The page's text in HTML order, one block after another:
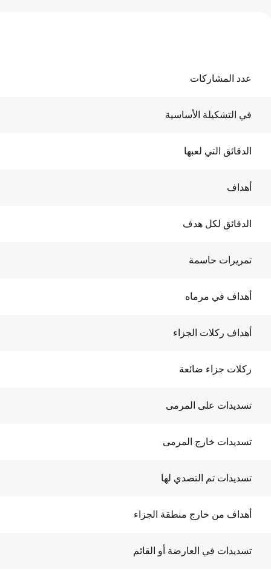
عدد المشاركات
في التشكيلة الأساسية
الدقائق التي لعبها
أهداف
الدقائق لكل هدف
تمريرات حاسمة
أهداف في مرماه
أهداف ركلات الجزاء
ركلات جزاء ضائعة
تسديدات على المرمى
تسديدات خارج المرمى
تسديدات تم التصدي لها
أهداف من خارج منطقة الجزاء
تسديدات في العارضة أو القائم